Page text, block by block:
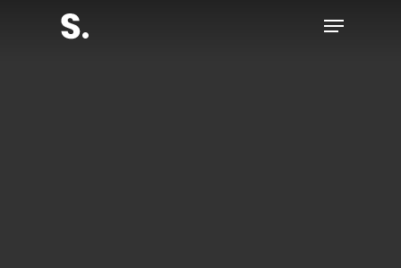
Menu